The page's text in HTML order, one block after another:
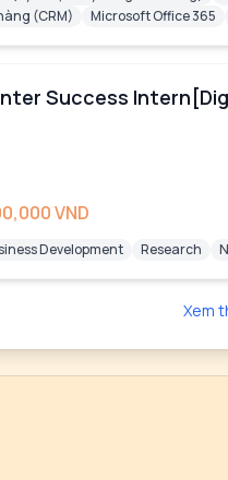
(CRM)
Microsoft Office 365
Success
VND
Development Research
Xem